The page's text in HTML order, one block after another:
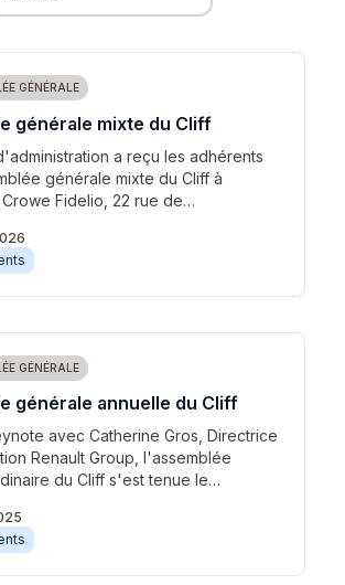
GÉNÉRALE
générale mixte du Cliff
a reçu les adhérents
générale mixte du Cliff à
Fidelio, 22 rue de…
GÉNÉRALE
générale annuelle du Cliff
avec Catherine Gros, Directrice
Renault Group, l'assemblée
du Cliff s'est tenue le…